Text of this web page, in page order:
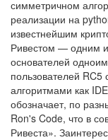
симметричном
реализации на
известнейшим
Ривестом — одним
основателей
пользователей RC5
алгоритмами как
обозначает, по
Ron's Code, что в
Ривеста».